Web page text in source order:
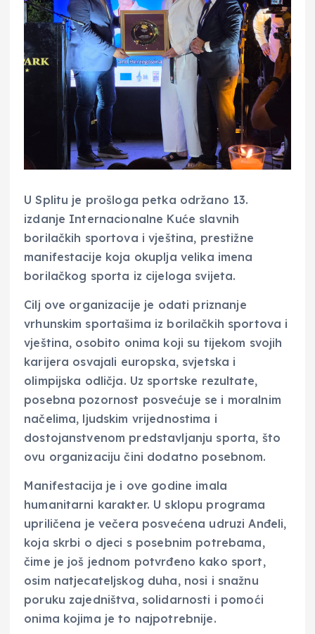
U Splitu je prošloga petka održano 13.
izdanje Internacionalne Kuće slavnih
borilačkih sportova i vještina, prestižne
manifestacije koja okuplja velika imena
borilačkog sporta iz cijeloga svijeta.
Cilj ove organizacije je odati priznanje
vrhunskim sportašima iz borilačkih sportova i
vještina, osobito onima koji su tijekom svojih
karijera osvajali europska, svjetska i
olimpijska odličja. Uz sportske rezultate,
posebna pozornost posvećuje se i moralnim
načelima, ljudskim vrijednostima i
dostojanstvenom predstavljanju sporta, što
ovu organizaciju čini dodatno posebnom.
Manifestacija je i ove godine imala
humanitarni karakter. U sklopu programa
upriličena je večera posvećena udruzi Anđeli,
koja skrbi o djeci s posebnim potrebama,
čime je još jednom potvrđeno kako sport,
osim natjecateljskog duha, nosi i snažnu
poruku zajedništva, solidarnosti i pomoći
onima kojima je to najpotrebnije.